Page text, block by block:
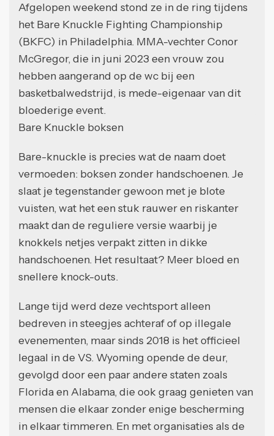
Afgelopen weekend stond ze in de ring tijdens
het Bare Knuckle Fighting Championship
(BKFC) in Philadelphia. MMA-vechter Conor
McGregor, die in juni 2023 een vrouw zou
hebben aangerand op de wc bij een
basketbalwedstrijd, is mede-eigenaar van dit
bloederige event.
Bare Knuckle boksen
Bare-knuckle is precies wat de naam doet
vermoeden: boksen zonder handschoenen. Je
slaat je tegenstander gewoon met je blote
vuisten, wat het een stuk rauwer en riskanter
maakt dan de reguliere versie waarbij je
knokkels netjes verpakt zitten in dikke
handschoenen. Het resultaat? Meer bloed en
snellere knock-outs.
Lange tijd werd deze vechtsport alleen
bedreven in steegjes achteraf of op illegale
evenementen, maar sinds 2018 is het officieel
legaal in de VS. Wyoming opende de deur,
gevolgd door een paar andere staten zoals
Florida en Alabama, die ook graag genieten van
mensen die elkaar zonder enige bescherming
in elkaar timmeren. En met organisaties als de